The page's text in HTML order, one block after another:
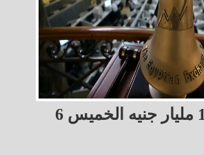
البورصة تربح 11 مليار جنيه الخميس 6